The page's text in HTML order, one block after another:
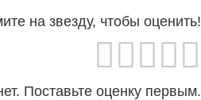
на звезду, чтобы оценить!
Поставьте оценку первым.